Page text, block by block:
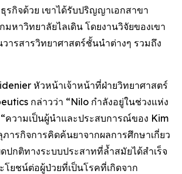
กิจด้วย เขาได้รับปริญญาเอกสาขา
หาวิทยาลัยไลเดิน โดยงานวิจัยของเขา
ารสารวิทยาศาสตร์ชั้นนำต่างๆ รวมถึง
หัวหน้าเจ้าหน้าที่ฝ่ายวิทยาศาสตร์
กล่าวว่า “Nilo กำลังอยู่ในช่วงแห่ง
“ความเป็นผู้นำและประสบการณ์ของ Kim
ภารกิจการคิดค้นยาจากผลการศึกษาเกี่ยว
กติทางระบบประสาทที่ล้ำสมัยได้สำเร็จ
โยชน์ต่อผู้ป่วยที่เป็นโรคที่เกิดจาก